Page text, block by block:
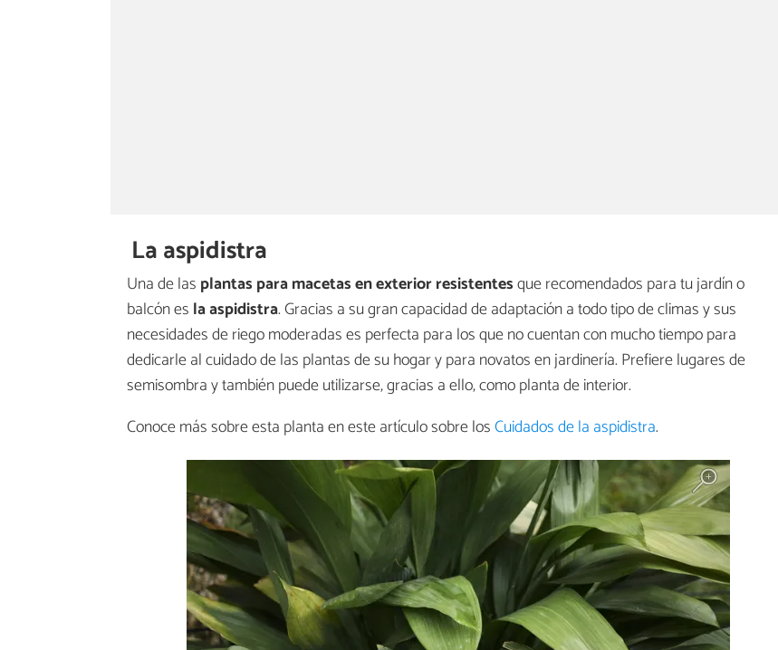
La aspidistra
Una de las plantas para macetas en exterior resistentesque recomendados para tu jardín o
balcón es la aspidistra. Gracias a su gran capacidad de adaptación a todo tipo de climas y sus
necesidades de riego moderadas es perfecta para los que no cuentan con mucho tiempo para
dedicarle al cuidado de las plantas de su hogar y para novatos en jardinería. Prefiere lugares de
semisombra y también puede utilizarse, gracias a ello, como planta de interior.
Conoce más sobre esta planta en este artículo sobre losCuidados de la aspidistra.